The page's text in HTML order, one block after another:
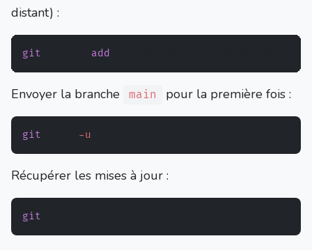
distant) :
git add
Envoyer la branche main pour la première fois :
git -u
Récupérer les mises à jour :
git